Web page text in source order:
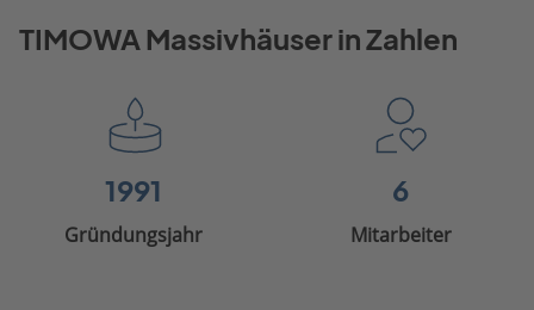
TIMOWA Massivhäuser in Zahlen
1991
Gründungsjahr
6
Mitarbeiter